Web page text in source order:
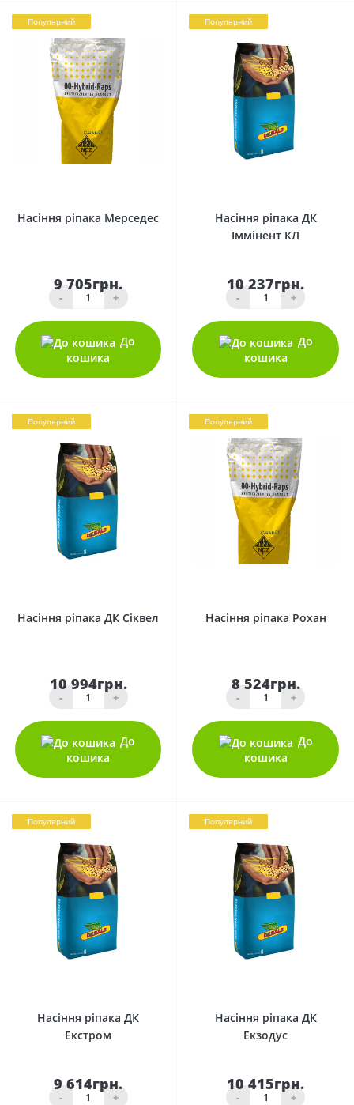
Популярний
Насіння ріпака Мерседес
9 705грн.
- +
До
кошика
Популярний
Насіння ріпака ДК
Іммінент КЛ
10 237грн.
- +
До
кошика
Популярний
Насіння ріпака ДК Сіквел
10 994грн.
- +
До
кошика
Популярний
Насіння ріпака Рохан
8 524грн.
- +
До
кошика
Популярний
Насіння ріпака ДК
Екстром
9 614грн.
- +
Популярний
Насіння ріпака ДК
Екзодус
10 415грн.
- +